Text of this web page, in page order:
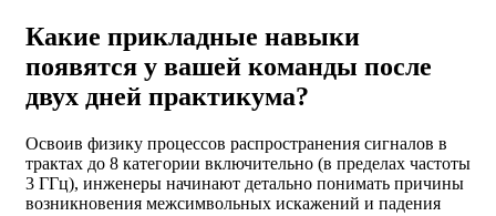
Какие прикладные навыки
появятся у вашей команды после
двух дней практикума?
Освоив физику процессов распространения сигналов в
трактах до 8 категории включительно (в пределах частоты
3 ГГц), инженеры начинают детально понимать причины
возникновения межсимвольных искажений и падения